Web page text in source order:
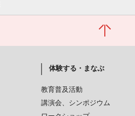
体験する・まなぶ
教育普及活動
講演会、シンポジウム